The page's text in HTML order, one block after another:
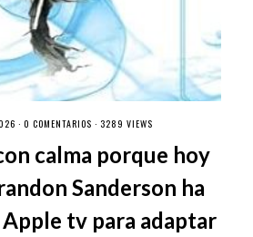
· 0 COMENTARIOS · 3289 VIEWS
calma porque hoy
Sanderson ha
tv para adaptar